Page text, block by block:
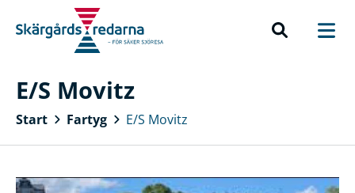
E/S Movitz
Start Fartyg E/S Movitz